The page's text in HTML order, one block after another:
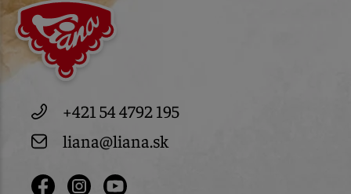
+421 54 4792 195
liana@liana.sk